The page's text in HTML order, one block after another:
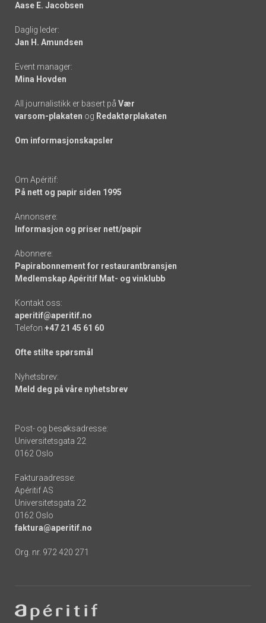
-
links
Aase E. Jacobsen
Daglig leder:
Jan H. Amundsen
Event manager:
Mina Hovden
All journalistikk er basert på Vær
varsom-plakaten og Redaktørplakaten
Om informasjonskapsler
Om Apéritif:
På nett og papir siden 1995
Annonsere:
Informasjon og priser nett/papir
Abonnere:
Papirabonnement for restaurantbransjen
Medlemskap Apéritif Mat- og vinklubb
Kontakt oss:
aperitif@aperitif.no
Telefon +47 21 45 61 60
Ofte stilte spørsmål
Nyhetsbrev:
Meld deg på våre nyhetsbrev
Post- og besøksadresse:
Universitetsgata 22
0162 Oslo
Fakturaadresse:
Apéritif AS
Universitetsgata 22
0162 Oslo
faktura@aperitif.no
Org. nr. 972 420 271